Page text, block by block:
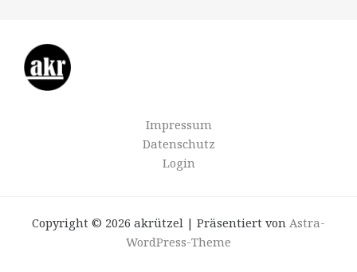
Impressum
Datenschutz
Login
Copyright © 2026 akrützel | Präsentiert von Astra-
WordPress-Theme